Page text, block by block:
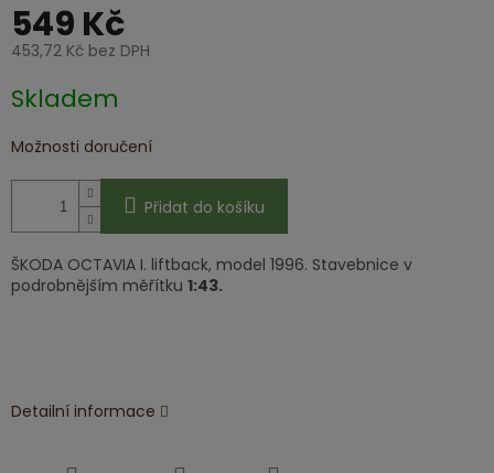
549 Kč
453,72 Kč bez DPH
cena:
Skladem
Možnosti doručení
Přidat do košíku
ŠKODA OCTAVIA I. liftback, model 1996. Stavebnice v
podrobnějším měřítku 1:43.
Detailní informace